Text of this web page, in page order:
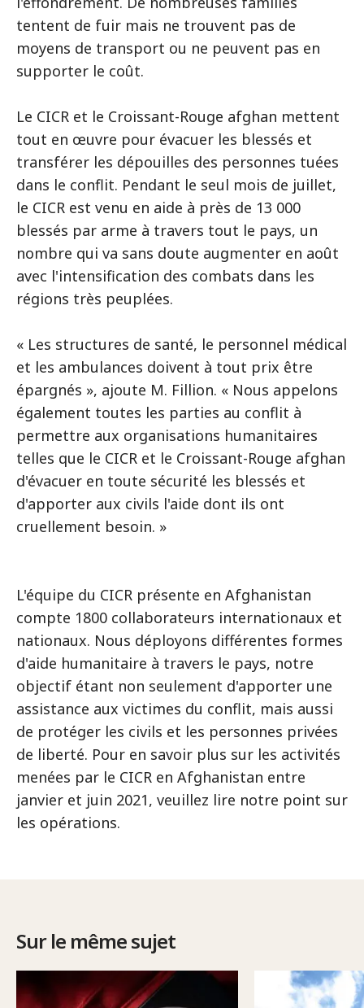
tentent de fuir mais ne trouvent pas de
moyens de transport ou ne peuvent pas en
supporter le coût.
Le CICR et le Croissant-Rouge afghan mettent
tout en œuvre pour évacuer les blessés et
transférer les dépouilles des personnes tuées
dans le conflit. Pendant le seul mois de juillet,
le CICR est venu en aide à près de 13 000
blessés par arme à travers tout le pays, un
nombre qui va sans doute augmenter en août
avec l'intensification des combats dans les
régions très peuplées.
« Les structures de santé, le personnel médical
et les ambulances doivent à tout prix être
épargnés », ajoute M. Fillion. « Nous appelons
également toutes les parties au conflit à
permettre aux organisations humanitaires
telles que le CICR et le Croissant-Rouge afghan
d'évacuer en toute sécurité les blessés et
d'apporter aux civils l'aide dont ils ont
cruellement besoin. »
L'équipe du CICR présente en Afghanistan
compte 1800 collaborateurs internationaux et
nationaux. Nous déployons différentes formes
d'aide humanitaire à travers le pays, notre
objectif étant non seulement d'apporter une
assistance aux victimes du conflit, mais aussi
de protéger les civils et les personnes privées
de liberté. Pour en savoir plus sur les activités
menées par le CICR en Afghanistan entre
janvier et juin 2021, veuillez lire notre point sur
les opérations.
Sur le même sujet